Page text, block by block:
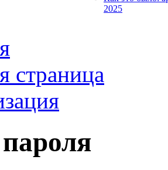
2025
страница